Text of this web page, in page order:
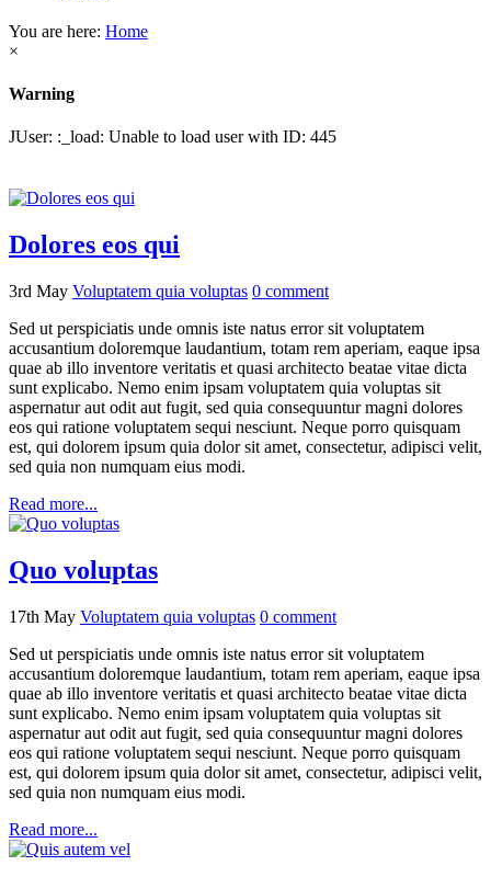
You are here: Home
×
Warning
JUser: :_load: Unable to load user with ID: 445
Dolores eos qui
3rd May Voluptatem quia voluptas 0 comment
Sed ut perspiciatis unde omnis iste natus error sit voluptatem
accusantium doloremque laudantium, totam rem aperiam, eaque ipsa
quae ab illo inventore veritatis et quasi architecto beatae vitae dicta
sunt explicabo. Nemo enim ipsam voluptatem quia voluptas sit
aspernatur aut odit aut fugit, sed quia consequuntur magni dolores
eos qui ratione voluptatem sequi nesciunt. Neque porro quisquam
est, qui dolorem ipsum quia dolor sit amet, consectetur, adipisci velit,
sed quia non numquam eius modi.
Read more...
Quo voluptas
17th May Voluptatem quia voluptas 0 comment
Sed ut perspiciatis unde omnis iste natus error sit voluptatem
accusantium doloremque laudantium, totam rem aperiam, eaque ipsa
quae ab illo inventore veritatis et quasi architecto beatae vitae dicta
sunt explicabo. Nemo enim ipsam voluptatem quia voluptas sit
aspernatur aut odit aut fugit, sed quia consequuntur magni dolores
eos qui ratione voluptatem sequi nesciunt. Neque porro quisquam
est, qui dolorem ipsum quia dolor sit amet, consectetur, adipisci velit,
sed quia non numquam eius modi.
Read more...